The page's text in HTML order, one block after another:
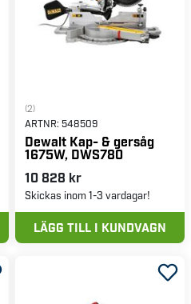
(2)
ARTNR: 548509
Dewalt Kap- & gersåg
1675W, DWS780
10 828 kr
Skickas inom 1-3 vardagar!
LÄGG TILL I KUNDVAGN